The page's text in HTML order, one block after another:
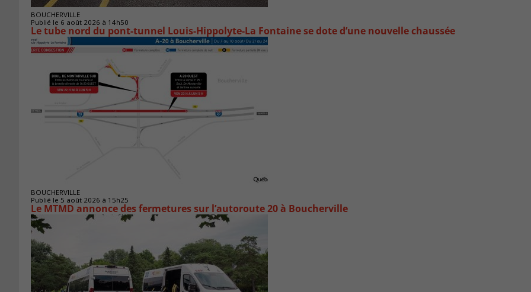
BOUCHERVILLE
Publié le 6 août 2026 à 14h50
Le tube nord du pont-tunnel Louis-Hippolyte-La Fontaine se dote d’une nouvelle chaussée
BOUCHERVILLE
Publié le 5 août 2026 à 15h25
Le MTMD annonce des fermetures sur l’autoroute 20 à Boucherville